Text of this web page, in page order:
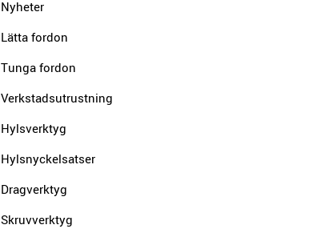
Nyheter
Lätta fordon
Tunga fordon
Verkstadsutrustning
Hylsverktyg
Hylsnyckelsatser
Dragverktyg
Skruvverktyg